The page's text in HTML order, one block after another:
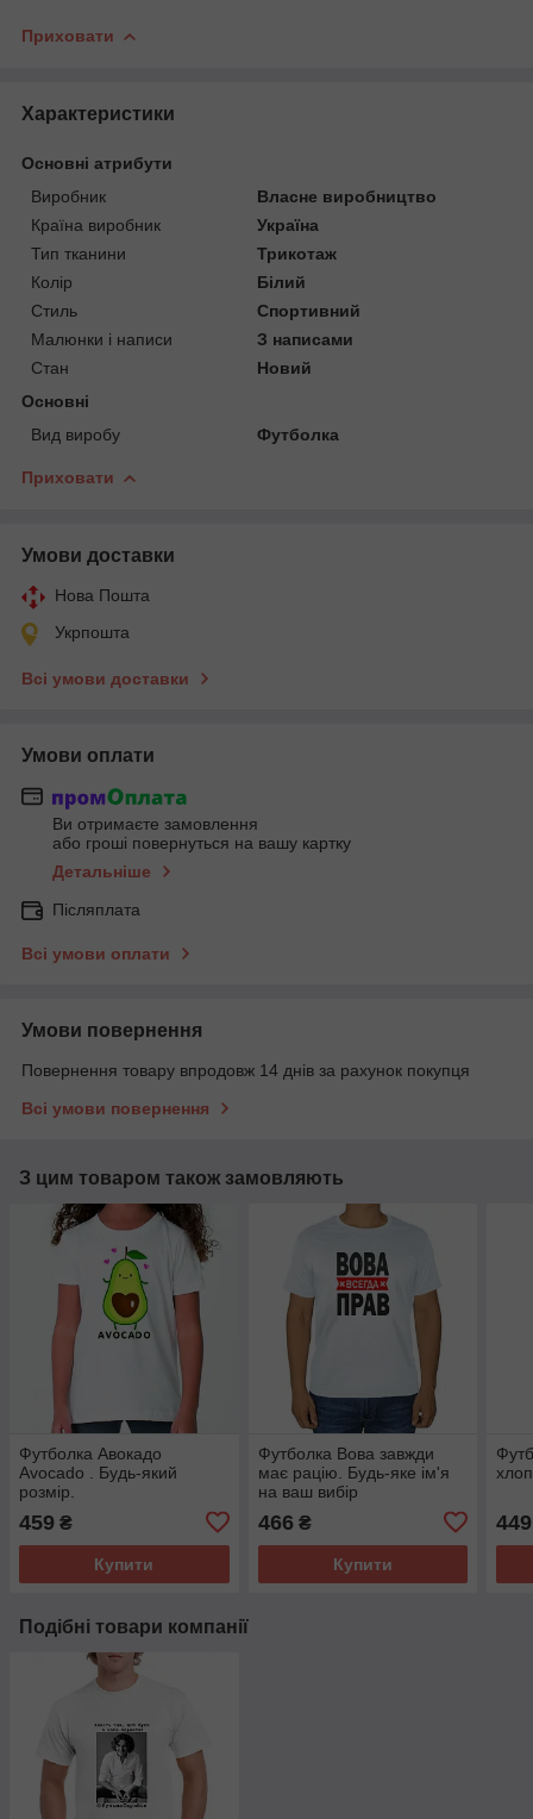
Приховати
Характеристики
Основні атрибути
Виробник
Власне виробництво
Країна виробник
Україна
Тип тканини
Трикотаж
Колір
Білий
Стиль
Спортивний
Малюнки і написи
З написами
Стан
Новий
Основні
Вид виробу
Футболка
Приховати
Умови доставки
Нова Пошта
Укрпошта
Всі умови доставки
Умови оплати
Ви отримаєте замовлення
або гроші повернуться на вашу картку
Детальніше
Післяплата
Всі умови оплати
Умови повернення
Повернення товару впродовж 14 днів за рахунок покупця
Всі умови повернення
З цим товаром також замовляють
Футболка Авокадо
Avocado . Будь-який
розмір.
459 ₴
Купити
Футболка Вова завжди
має рацію. Будь-яке ім'я
на ваш вибір
466 ₴
Купити
449
Подібні товари компанії